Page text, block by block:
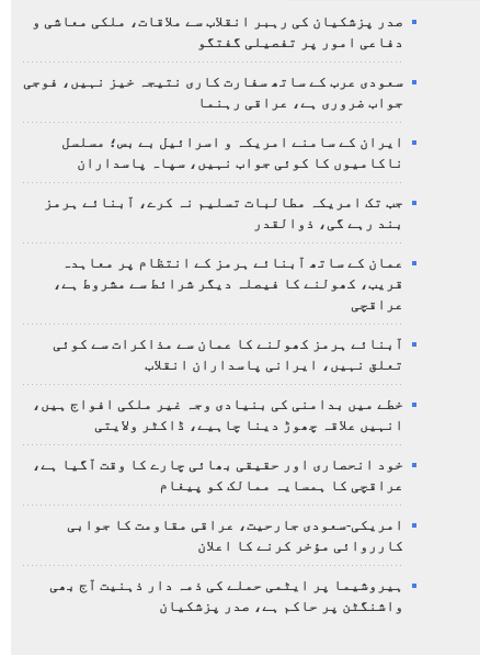
صدر پزشکیان کی رہبر انقلاب سے ملاقات، ملکی معاشی و
دفاعی امور پر تفصیلی گفتگو
سعودی عرب کے ساتھ سفارت کاری نتیجہ خیز نہیں، فوجی
جواب ضروری ہے، عراقی رہنما
ایران کے سامنے امریکہ و اسرائیل بے بس؛ مسلسل
ناکامیوں کا کوئی جواب نہیں، سپاہ پاسداران
جب تک امریکہ مطالبات تسلیم نہ کرے، آبنائے ہرمز
بند رہے گی، ذوالقدر
عمان کے ساتھ آبنائے ہرمز کے انتظام پر معاہدہ
قریب، کھولنے کا فیصلہ دیگر شرائط سے مشروط ہے،
عراقچی
آبنائے ہرمز کھولنے کا عمان سے مذاکرات سے کوئی
تعلق نہیں، ایرانی پاسداران انقلاب
خطے میں بدامنی کی بنیادی وجہ غیر ملکی افواج ہیں،
انہیں علاقہ چھوڑ دینا چاہیے، ڈاکٹر ولایتی
خود انحصاری اور حقیقی بھائی چارے کا وقت آگیا ہے،
عراقچی کا ہمسایہ ممالک کو پیغام
امریکی-سعودی جارحیت، عراقی مقاومت کا جوابی
کارروائی مؤخر کرنے کا اعلان
ہیروشیما پر ایٹمی حملے کی ذمہ دار ذہنیت آج بھی
واشنگٹن پر حاکم ہے، صدر پزشکیان